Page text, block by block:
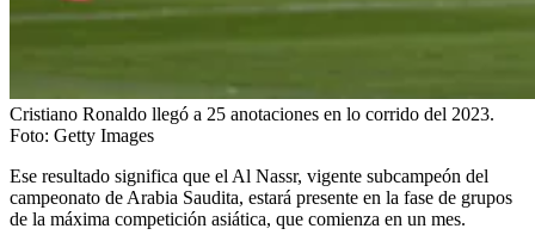
Cristiano Ronaldo llegó a 25 anotaciones en lo corrido del 2023.
Foto: Getty Images
Ese resultado significa que el Al Nassr, vigente subcampeón del
campeonato de Arabia Saudita, estará presente en la fase de grupos
de la máxima competición asiática, que comienza en un mes.